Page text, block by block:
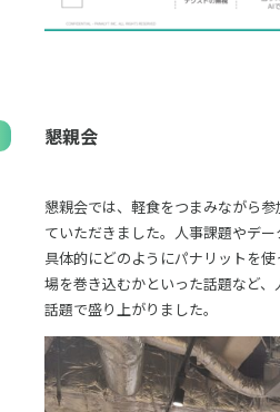
懇親会
懇親会では、軽食をつまみながら
ていただきました。人事課題やデー
具体的にどのようにパナリットを
場を巻き込むかといった話題など
話題で盛り上がりました。